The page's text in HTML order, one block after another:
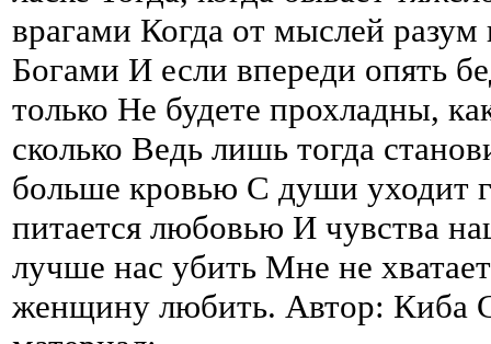
врагами Когда от мыслей разум
Богами И если впереди опять
только Не будете прохладны,
сколько Ведь лишь тогда
больше кровью С души уходит
питается любовью И чувства
лучше нас убить Мне не
женщину любить. Автор: Киба